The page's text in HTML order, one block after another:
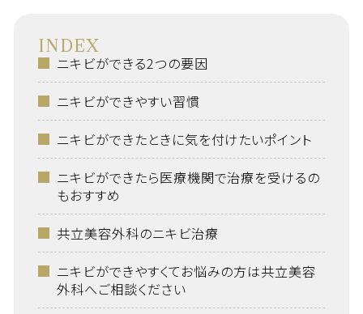
INDEX
ニキビができる2つの要因
ニキビができやすい習慣
ニキビができたときに気を付けたいポイント
ニキビができたら医療機関で治療を受けるの
もおすすめ
共立美容外科のニキビ治療
ニキビができやすくてお悩みの方は共立美容
外科へご相談ください